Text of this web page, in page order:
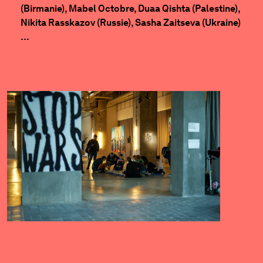
(Birmanie), Mabel Octobre, Duaa Qishta (Palestine),
Nikita Rasskazov (Russie), Sasha Zaitseva (Ukraine)
…